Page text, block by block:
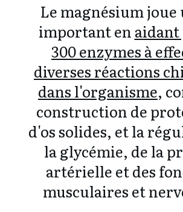
Le magnésium joue
important en aidant
300 enzymes à
diverses réactions
dans l'organisme,
construction de
d'os solides, et la
la glycémie, de la
artérielle et des
musculaires et